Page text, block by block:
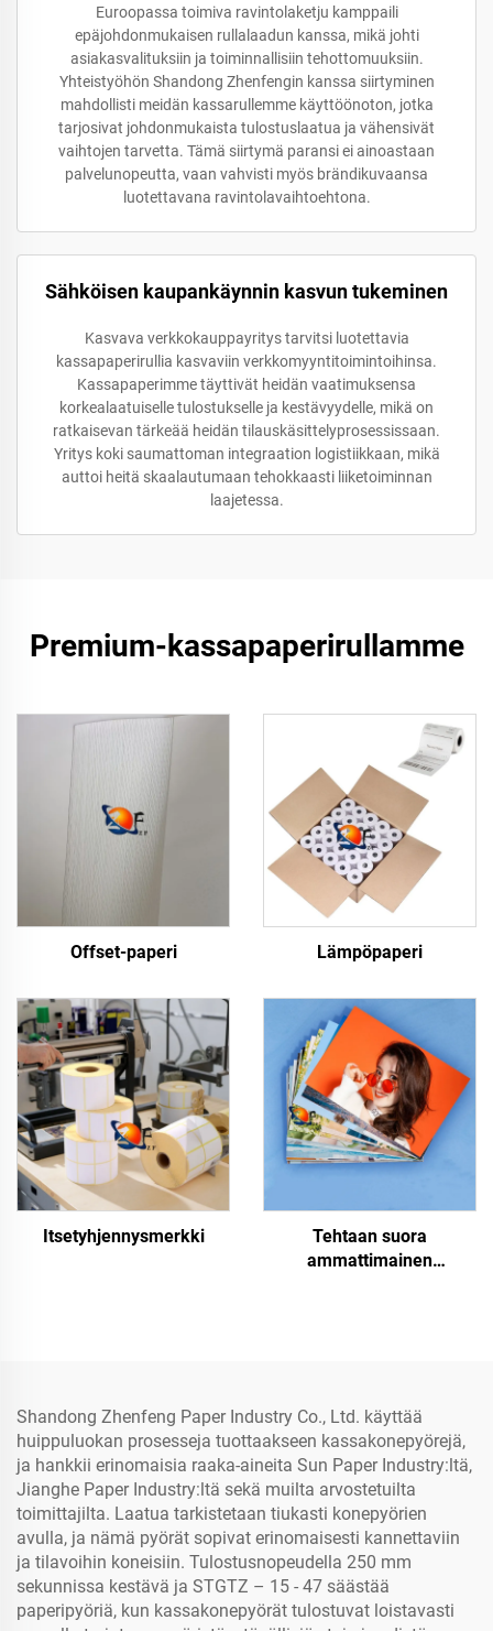
Euroopassa toimiva ravintolaketju kamppaili
epäjohdonmukaisen rullalaadun kanssa, mikä johti
asiakasvalituksiin ja toiminnallisiin tehottomuuksiin.
Yhteistyöhön Shandong Zhenfengin kanssa siirtyminen
mahdollisti meidän kassarullemme käyttöönoton, jotka
tarjosivat johdonmukaista tulostuslaatua ja vähensivät
vaihtojen tarvetta. Tämä siirtymä paransi ei ainoastaan
palvelunopeutta, vaan vahvisti myös brändikuvaansa
luotettavana ravintolavaihtoehtona.
Sähköisen kaupankäynnin kasvun tukeminen
Kasvava verkkokauppayritys tarvitsi luotettavia
kassapaperirullia kasvaviin verkkomyyntitoimintoihinsa.
Kassapaperimme täyttivät heidän vaatimuksensa
korkealaatuiselle tulostukselle ja kestävyydelle, mikä on
ratkaisevan tärkeää heidän tilauskäsittelyprosessissaan.
Yritys koki saumattoman integraation logistiikkaan, mikä
auttoi heitä skaalautumaan tehokkaasti liiketoiminnan
laajetessa.
Premium-kassapaperirullamme
Offset-paperi Lämpöpaperi
Itsetyhjennysmerkki
Tehtaan suora
ammattimainen
Shandong Zhenfeng Paper Industry Co., Ltd. käyttää
huippuluokan prosesseja tuottaakseen kassakonepyörejä,
ja hankkii erinomaisia raaka-aineita Sun Paper Industry:ltä,
Jianghe Paper Industry:ltä sekä muilta arvostetuilta
toimittajilta. Laatua tarkistetaan tiukasti konepyörien
avulla, ja nämä pyörät sopivat erinomaisesti kannettaviin
ja tilavoihin koneisiin. Tulostusnopeudella 250 mm
sekunnissa kestävä ja STGTZ – 15 - 47 säästää
paperipyöriä, kun kassakonepyörät tulostuvat loistavasti